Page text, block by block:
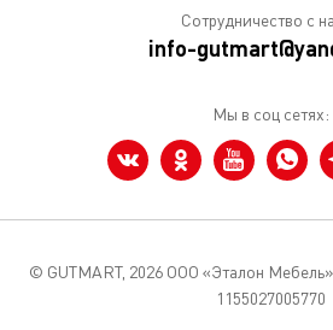
Сотрудничество с
info-
Мы в соц сетях:
© GUTMART, 2026 ООО «Эталон
1155027005770